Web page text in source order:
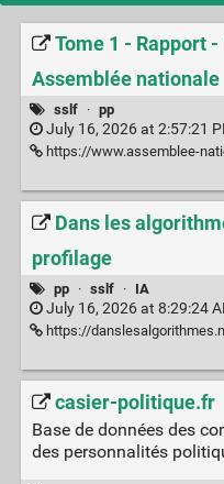
Tome 1 - Rapport
Assemblée nationale
sslf · pp
July 16, 2026 at 2:57:21
https://www.assemblee-nationale.fr/
Dans les
profilage
pp · sslf · IA
July 16, 2026 at 8:29:24
https://
casier-politique.fr
Base de données des
des personnalités